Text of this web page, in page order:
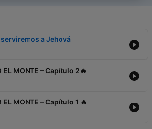
serviremos a Jehová
EL MONTE – Capítulo 2🔥
EL MONTE – Capítulo 1 🔥